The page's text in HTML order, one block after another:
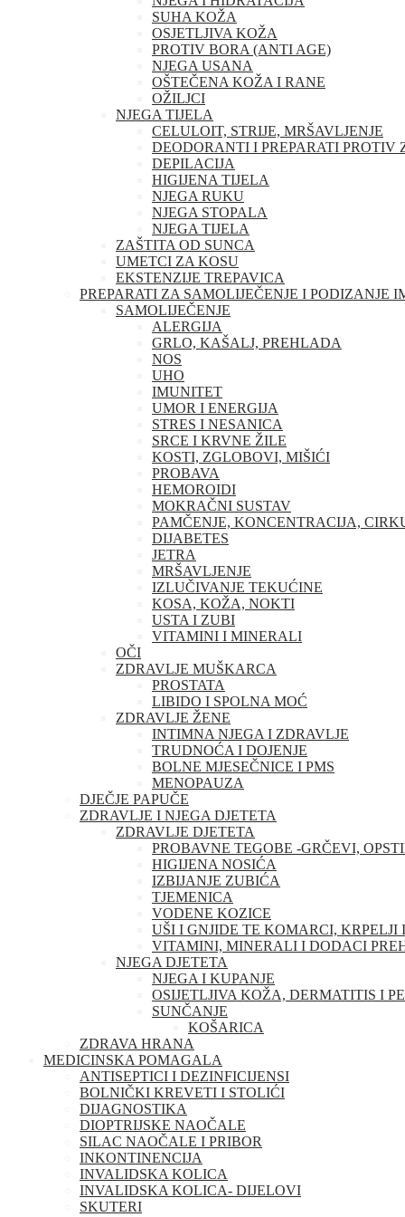
SUHA KOŽA
OSJETLJIVA KOŽA
PROTIV BORA (ANTI AGE)
NJEGA USANA
OŠTEČENA KOŽA I RANE
OŽILJCI
NJEGA TIJELA
CELULOIT, STRIJE, MRŠAVLJENJE
DEODORANTI I PREPARATI PROTIV
DEPILACIJA
HIGIJENA TIJELA
NJEGA RUKU
NJEGA STOPALA
NJEGA TIJELA
ZAŠTITA OD SUNCA
UMETCI ZA KOSU
EKSTENZIJE TREPAVICA
PREPARATI ZA SAMOLIJEČENJE I PODIZANJE
SAMOLIJEČENJE
ALERGIJA
GRLO, KAŠALJ, PREHLADA
NOS
UHO
IMUNITET
UMOR I ENERGIJA
STRES I NESANICA
SRCE I KRVNE ŽILE
KOSTI, ZGLOBOVI, MIŠIĆI
PROBAVA
HEMOROIDI
MOKRAČNI SUSTAV
PAMČENJE, KONCENTRACIJA,
DIJABETES
JETRA
MRŠAVLJENJE
IZLUČIVANJE TEKUĆINE
KOSA, KOŽA, NOKTI
USTA I ZUBI
VITAMINI I MINERALI
OČI
ZDRAVLJE MUŠKARCA
PROSTATA
LIBIDO I SPOLNA MOĆ
ZDRAVLJE ŽENE
INTIMNA NJEGA I ZDRAVLJE
TRUDNOĆA I DOJENJE
BOLNE MJESEČNICE I PMS
MENOPAUZA
DJEČJE PAPUČE
ZDRAVLJE I NJEGA DJETETA
ZDRAVLJE DJETETA
PROBAVNE TEGOBE -GRČEVI,
HIGIJENA NOSIĆA
IZBIJANJE ZUBIĆA
TJEMENICA
VODENE KOZICE
UŠI I GNJIDE TE KOMARCI, KRPELJI
VITAMINI, MINERALI I DODACI
NJEGA DJETETA
NJEGA I KUPANJE
OSIJETLJIVA KOŽA, DERMATITIS I
SUNČANJE
KOŠARICA
ZDRAVA HRANA
MEDICINSKA POMAGALA
ANTISEPTICI I DEZINFICIJENSI
BOLNIČKI KREVETI I STOLIĆI
DIJAGNOSTIKA
DIOPTRIJSKE NAOČALE
SILAC NAOČALE I PRIBOR
INKONTINENCIJA
INVALIDSKA KOLICA
INVALIDSKA KOLICA- DIJELOVI
SKUTERI